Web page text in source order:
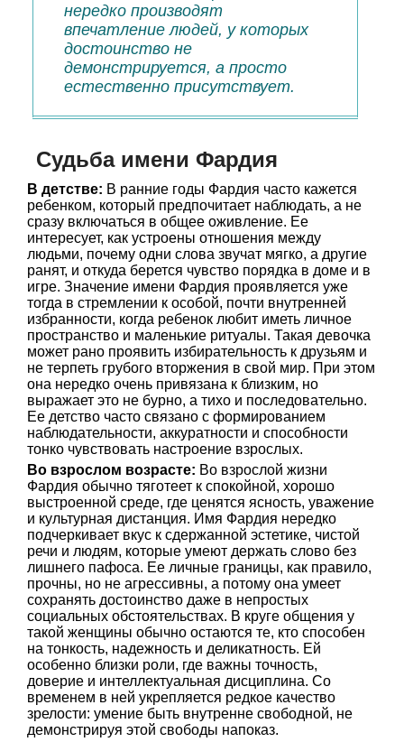
нередко производят
впечатление людей, у которых
достоинство не
демонстрируется, а просто
естественно присутствует.
Судьба имени Фардия
В детстве: В ранние годы Фардия часто кажется
ребенком, который предпочитает наблюдать, а не
сразу включаться в общее оживление. Ее
интересует, как устроены отношения между
людьми, почему одни слова звучат мягко, а другие
ранят, и откуда берется чувство порядка в доме и в
игре. Значение имени Фардия проявляется уже
тогда в стремлении к особой, почти внутренней
избранности, когда ребенок любит иметь личное
пространство и маленькие ритуалы. Такая девочка
может рано проявить избирательность к друзьям и
не терпеть грубого вторжения в свой мир. При этом
она нередко очень привязана к близким, но
выражает это не бурно, а тихо и последовательно.
Ее детство часто связано с формированием
наблюдательности, аккуратности и способности
тонко чувствовать настроение взрослых.
Во взрослом возрасте: Во взрослой жизни
Фардия обычно тяготеет к спокойной, хорошо
выстроенной среде, где ценятся ясность, уважение
и культурная дистанция. Имя Фардия нередко
подчеркивает вкус к сдержанной эстетике, чистой
речи и людям, которые умеют держать слово без
лишнего пафоса. Ее личные границы, как правило,
прочны, но не агрессивны, а потому она умеет
сохранять достоинство даже в непростых
социальных обстоятельствах. В круге общения у
такой женщины обычно остаются те, кто способен
на тонкость, надежность и деликатность. Ей
особенно близки роли, где важны точность,
доверие и интеллектуальная дисциплина. Со
временем в ней укрепляется редкое качество
зрелости: умение быть внутренне свободной, не
демонстрируя этой свободы напоказ.